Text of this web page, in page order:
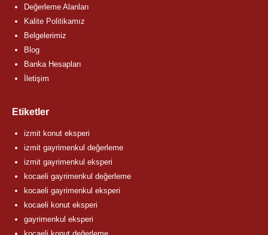
Değerleme Alanları
Kalite Politikamız
Belgelerimiz
Blog
Banka Hesapları
İletişim
Etiketler
izmit konut eksperi
izmit gayrimenkul değerleme
izmit gayrimenkul eksperi
kocaeli gayrimenkul değerleme
kocaeli gayrimenkul eksperi
kocaeli konut eksperi
gayrimenkul eksperi